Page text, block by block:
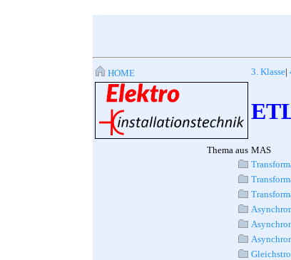
HOME 3. Klasse|
Thema aus MAS